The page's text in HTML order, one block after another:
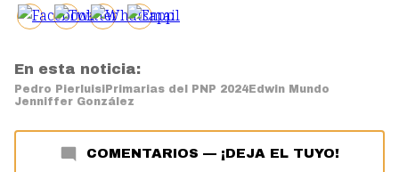
En esta noticia:
Pedro PierluisiPrimarias del PNP 2024Edwin Mundo
Jenniffer González
COMENTARIOS — ¡DEJA EL TUYO!